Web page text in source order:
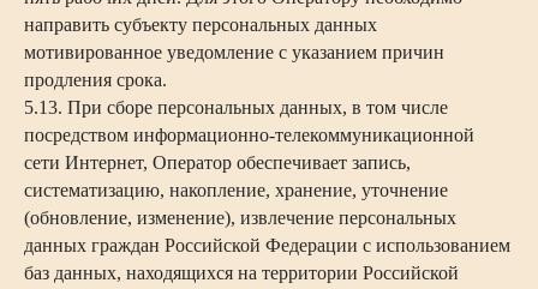
направить субъекту персональных данных
мотивированное уведомление с указанием причин
продления срока.
5.13. При сборе персональных данных, в том числе
посредством информационно-телекоммуникационной
сети Интернет, Оператор обеспечивает запись,
систематизацию, накопление, хранение, уточнение
(обновление, изменение), извлечение персональных
данных граждан Российской Федерации с использованием
баз данных, находящихся на территории Российской